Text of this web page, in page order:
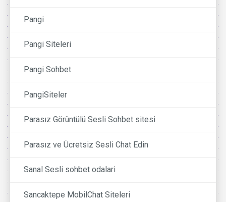
Pangi
Pangi Siteleri
Pangi Sohbet
PangiSiteler
Parasız Görüntülü Sesli Sohbet sitesi
Parasız ve Ücretsiz Sesli Chat Edin
Sanal Sesli sohbet odalari
Sancaktepe MobilChat Siteleri